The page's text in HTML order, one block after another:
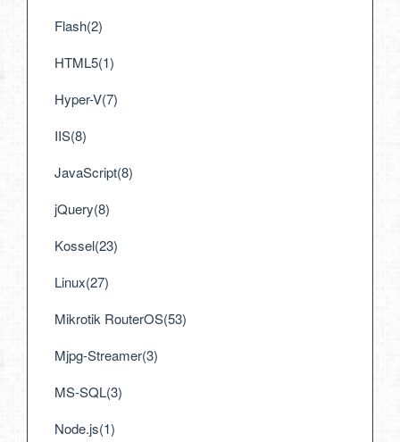
Flash(2)
HTML5(1)
Hyper-V(7)
IIS(8)
JavaScript(8)
jQuery(8)
Kossel(23)
Linux(27)
Mikrotik RouterOS(53)
Mjpg-Streamer(3)
MS-SQL(3)
Node.js(1)